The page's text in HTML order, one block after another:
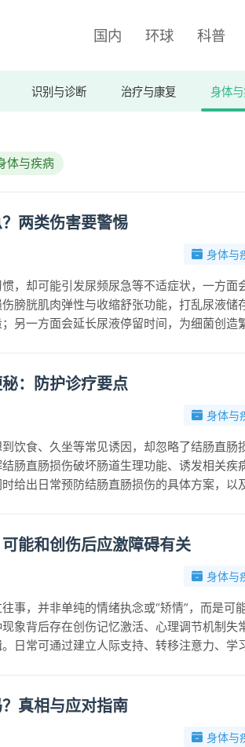
国内 环球 科普
识别与诊断 治疗与康复 身体
体与疾病
两类伤害要警惕
身体与
，却可能引发尿频尿急等不适症状，一方面
膀胱肌肉弹性与收缩舒张功能，打乱尿液储
另一方面会延长尿液停留时间，为细菌创造
风险。
：防护诊疗要点
身体与
饮食、久坐等常见诱因，却忽略了结肠直肠
肠直肠损伤破坏肠道生理功能、诱发相关疾
给出日常预防结肠直肠损伤的具体方案，以
能和创伤后应激障碍有关
身体与
事，并非单纯的情绪执念或“矫情”，而是可
象背后存在创伤记忆激活、心理调节机制失常
日常可通过建立人际支持、转移注意力、学
真相与应对指南
身体与